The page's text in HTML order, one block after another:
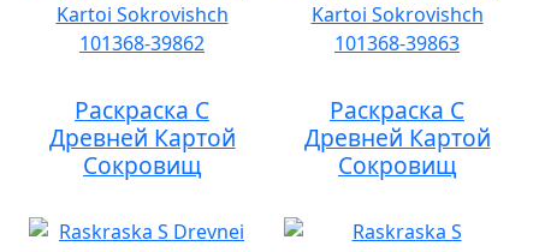
Раскраска С
Древней Картой
Сокровищ
Раскраска С
Древней Картой
Сокровищ